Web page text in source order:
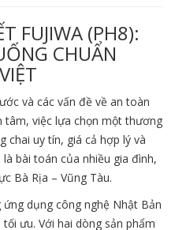
FUJIWA (PH8):
CHUẨN
và các vấn đề về an toàn
tâm, việc lựa chọn một thương
chai uy tín, giá cả hợp lý và
bài toán của nhiều gia đình,
Bà Rịa – Vũng Tàu.
dụng công nghệ Nhật Bản
ưu. Với hai dòng sản phẩm